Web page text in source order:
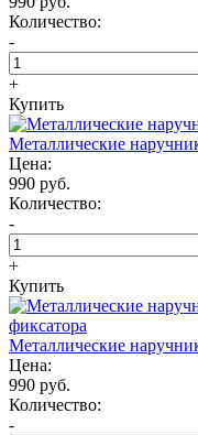
Количество:
-
+
Купить
Металлические
Цена:
990 руб.
Количество:
-
+
Купить
Металлические
Цена:
990 руб.
Количество:
-